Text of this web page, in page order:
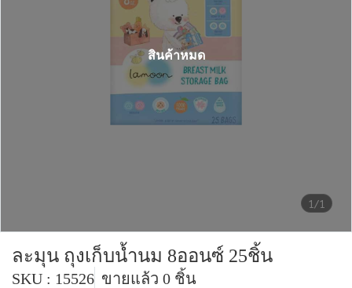
1/1
สินค้าหมด
ละมุน ถุงเก็บน้ำนม 8ออนซ์ 25ชิ้น
SKU : 15526 ขายแล้ว 0 ชิ้น